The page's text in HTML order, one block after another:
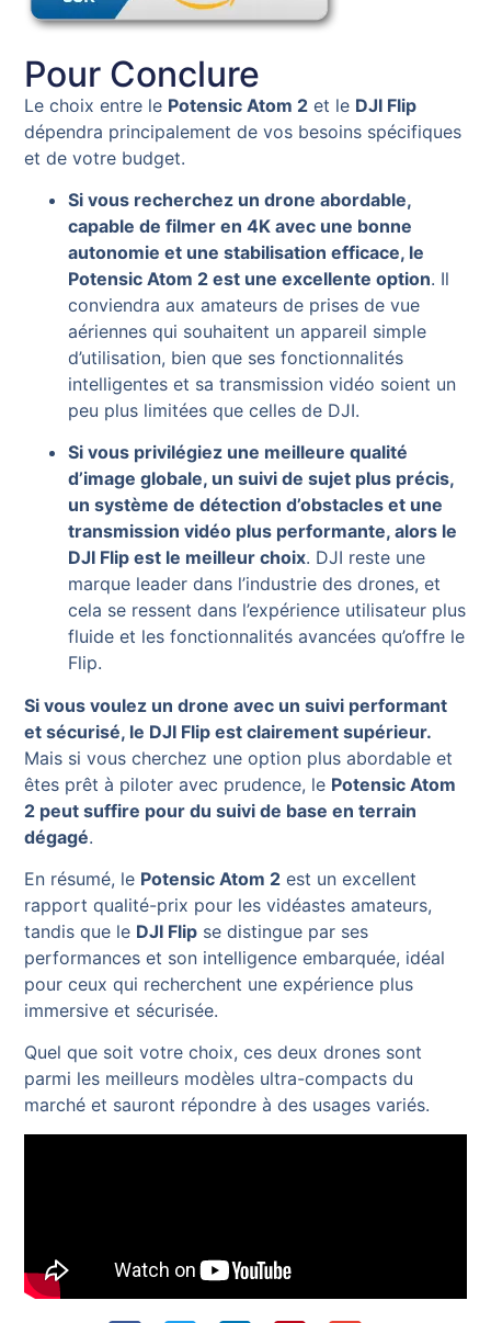
Pour Conclure
Le choix entre le Potensic Atom 2 et le DJI Flip
dépendra principalement de vos besoins spécifiques
et de votre budget.
Si vous recherchez un drone abordable,
capable de filmer en 4K avec une bonne
autonomie et une stabilisation efficace, le
Potensic Atom 2 est une excellente option. Il
conviendra aux amateurs de prises de vue
aériennes qui souhaitent un appareil simple
d’utilisation, bien que ses fonctionnalités
intelligentes et sa transmission vidéo soient un
peu plus limitées que celles de DJI.
Si vous privilégiez une meilleure qualité
d’image globale, un suivi de sujet plus précis,
un système de détection d’obstacles et une
transmission vidéo plus performante, alors le
DJI Flip est le meilleur choix. DJI reste une
marque leader dans l’industrie des drones, et
cela se ressent dans l’expérience utilisateur plus
fluide et les fonctionnalités avancées qu’offre le
Flip.
Si vous voulez un drone avec un suivi performant
et sécurisé, le DJI Flip est clairement supérieur.
Mais si vous cherchez une option plus abordable et
êtes prêt à piloter avec prudence, le Potensic Atom
2 peut suffire pour du suivi de base en terrain
dégagé.
En résumé, le Potensic Atom 2 est un excellent
rapport qualité-prix pour les vidéastes amateurs,
tandis que le DJI Flip se distingue par ses
performances et son intelligence embarquée, idéal
pour ceux qui recherchent une expérience plus
immersive et sécurisée.
Quel que soit votre choix, ces deux drones sont
parmi les meilleurs modèles ultra-compacts du
marché et sauront répondre à des usages variés.